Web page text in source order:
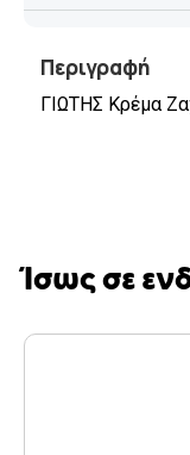
Περιγραφή
ΓΙΩΤΗΣ Κρέμα
Ίσως σε